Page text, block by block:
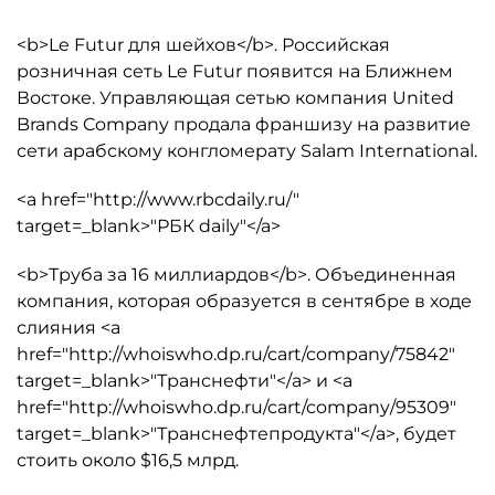
<b>Le Futur для шейхов</b>. Российская
розничная сеть Le Futur появится на Ближнем
Востоке. Управляющая сетью компания United
Brands Company продала франшизу на развитие
сети арабскому конгломерату Salam International.
<a href="http://www.rbcdaily.ru/"
target=_blank>"РБК daily"</a>
<b>Труба за 16 миллиардов</b>. Объединенная
компания, которая образуется в сентябре в ходе
слияния <a
href="http://whoiswho.dp.ru/cart/company/75842"
target=_blank>"Транснефти"</a> и <a
href="http://whoiswho.dp.ru/cart/company/95309"
target=_blank>"Транснефтепродукта"</a>, будет
стоить около $16,5 млрд.